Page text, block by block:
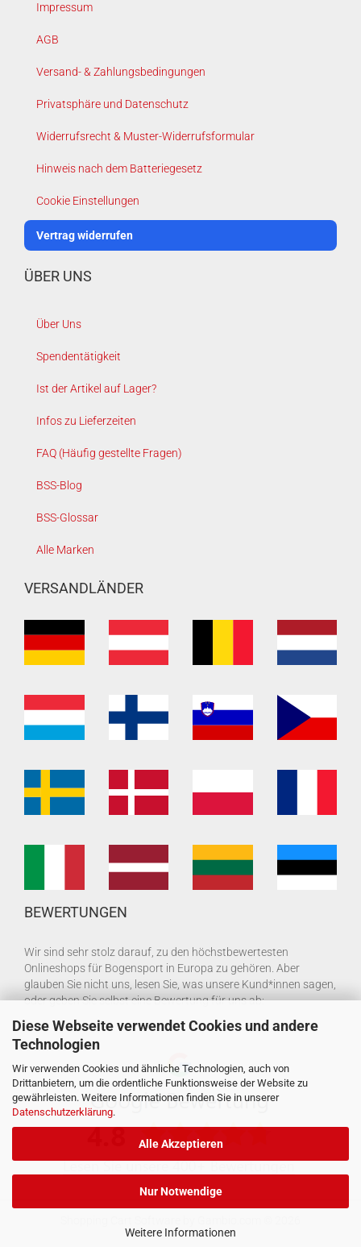
Diese Webseite verwendet Cookies und andere
Technologien
Wir verwenden Cookies und ähnliche Technologien, auch von
Drittanbietern, um die ordentliche Funktionsweise der Website zu
gewährleisten. Weitere Informationen finden Sie in unserer
Datenschutzerklärung.
Alle Akzeptieren
Nur Notwendige
Weitere Informationen
Impressum
AGB
Versand- & Zahlungsbedingungen
Privatsphäre und Datenschutz
Widerrufsrecht & Muster-Widerrufsformular
Hinweis nach dem Batteriegesetz
Cookie Einstellungen
Vertrag widerrufen
ÜBER UNS
Über Uns
Spendentätigkeit
Ist der Artikel auf Lager?
Infos zu Lieferzeiten
FAQ (Häufig gestellte Fragen)
BSS-Blog
BSS-Glossar
Alle Marken
VERSANDLÄNDER
BEWERTUNGEN
Wir sind sehr stolz darauf, zu den höchstbewertesten
Onlineshops für Bogensport in Europa zu gehören. Aber
glauben Sie nicht uns, lesen Sie, was unsere Kund*innen sagen,
oder geben Sie selbst eine Bewertung für uns ab: